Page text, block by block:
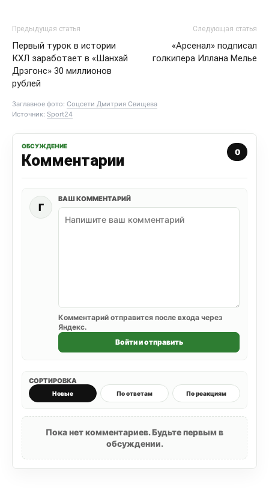
Предыдущая статья
Первый турок в истории
КХЛ заработает в «Шанхай
Дрэгонс» 30 миллионов
рублей
Следующая статья
«Арсенал» подписал
голкипера Иллана Мелье
Заглавное фото: Соцсети Дмитрия Свищева
Источник: Sport24
ОБСУЖДЕНИЕ
Комментарии 0
Г
ВАШ КОММЕНТАРИЙ
Комментарий отправится после входа через
Яндекс.
Войти и отправить
СОРТИРОВКА
Новые По ответам По реакциям
Пока нет комментариев. Будьте первым в
обсуждении.